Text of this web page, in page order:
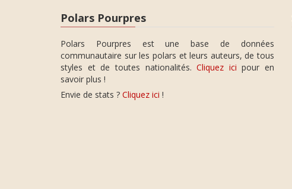
Polars Pourpres
Polars Pourpres est une base de données
communautaire sur les polars et leurs auteurs, de tous
styles et de toutes nationalités.Cliquez ici pour en
savoir plus !
Envie de stats ? Cliquez ici !